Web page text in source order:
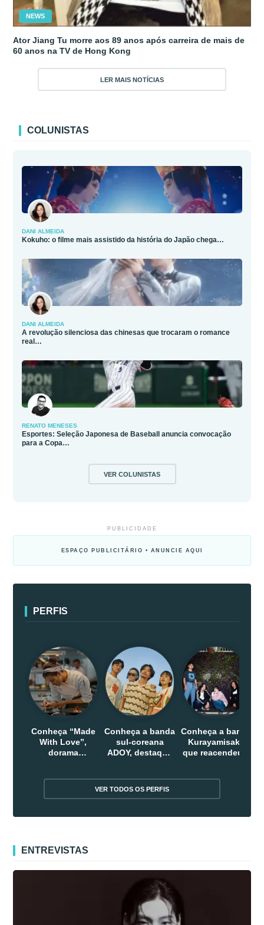
NEWS
Ator Jiang Tu morre aos 89 anos após carreira de mais de
60 anos na TV de Hong Kong
LER MAIS NOTÍCIAS
COLUNISTAS
DANI ALMEIDA
Kokuho: o filme mais assistido da história do Japão chega…
DANI ALMEIDA
A revolução silenciosa das chinesas que trocaram o romance
real…
RENATO MENESES
Esportes: Seleção Japonesa de Baseball anuncia convocação
para a Copa…
VER COLUNISTAS
PUBLICIDADE
ESPAÇO PUBLICITÁRIO • ANUNCIE AQUI
PERFIS
Conheça “Made
With Love”,
dorama
Conheça a banda
sul-coreana
ADOY, destaque
Conheça a banda
Kurayamisaka
que reacendeu o
VER TODOS OS PERFIS
ENTREVISTAS